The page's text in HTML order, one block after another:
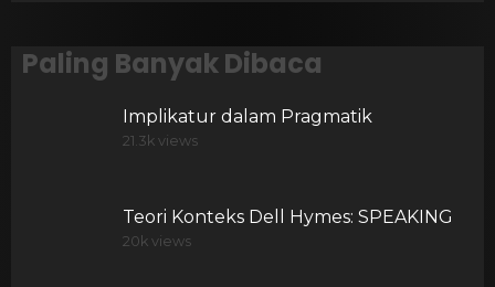
Paling Banyak Dibaca
Implikatur dalam Pragmatik
21.3k views
Teori Konteks Dell Hymes: SPEAKING
20k views